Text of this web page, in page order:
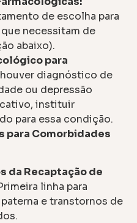
de escolha para
necessitam de
abaixo).
para
diagnóstico de
ou depressão
instituir
para essa condição.
para Comorbidades
da Recaptação de
linha para
e transtornos de